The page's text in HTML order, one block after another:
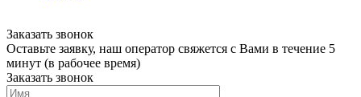
Заказать звонок
Оставьте заявку, наш оператор свяжется с Вами в течение 5
минут (в рабочее время)
Заказать звонок